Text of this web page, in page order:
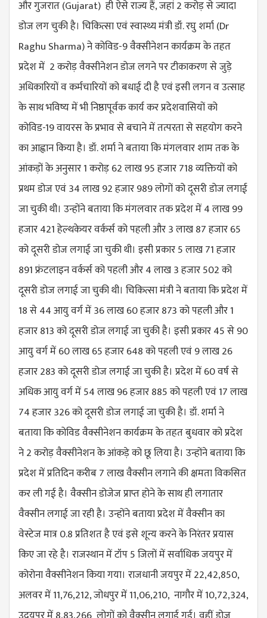
और गुजरात (Gujarat) ही ऐसे राज्य हैं, जहां 2 करोड़ से ज्यादा
डोज लग चुकी है। चिकित्सा एवं स्वास्थ्य मंत्री डॉ. रघु शर्मा (Dr
Raghu Sharma) ने कोविड-9 वैक्सीनेशन कार्यक्रम के तहत
प्रदेश में 2 करोड़ वैक्सीनेशन डोज लगने पर टीकाकरण से जुड़े
अधिकारियों व कर्मचारियों को बधाई दी है एवं इसी लगन व उत्साह
के साथ भविष्य में भी निष्ठापूर्वक कार्य कर प्रदेशवासियों को
कोविड-19 वायरस के प्रभाव से बचाने में तत्परता से सहयोग करने
का आह्वान किया है। डॉ. शर्मा ने बताया कि मंगलवार शाम तक के
आंकड़ों के अनुसार 1 करोड़ 62 लाख 95 हजार 718 व्यक्तियों को
प्रथम डोज एवं 34 लाख 92 हजार 989 लोगों को दूसरी डोज लगाई
जा चुकी थी। उन्होंने बताया कि मंगलवार तक प्रदेश में 4 लाख 99
हजार 421 हेल्थकेयर वर्कर्स को पहली और 3 लाख 87 हजार 65
को दूसरी डोज लगाई जा चुकी थी। इसी प्रकार 5 लाख 71 हजार
891 फ्रंटलाइन वर्कर्स को पहली और 4 लाख 3 हजार 502 को
दूसरी डोज लगाई जा चुकी थी। चिकित्सा मंत्री ने बताया कि प्रदेश में
18 से 44 आयु वर्ग में 36 लाख 60 हजार 873 को पहली और 1
हजार 813 को दूसरी डोज लगाई जा चुकी है। इसी प्रकार 45 से 90
आयु वर्ग में 60 लाख 65 हजार 648 को पहली एवं 9 लाख 26
हजार 283 को दूसरी डोज लगाई जा चुकी है। प्रदेश में 60 वर्ष से
अधिक आयु वर्ग में 54 लाख 96 हजार 885 को पहली एवं 17 लाख
74 हजार 326 को दूसरी डोज लगाई जा चुकी है। डॉ. शर्मा ने
बताया कि कोविड वैक्सीनेशन कार्यक्रम के तहत बुधवार को प्रदेश
ने 2 करोड़ वैक्सीनेशन के आंकड़े को छू लिया है। उन्होंने बताया कि
प्रदेश में प्रतिदिन करीब 7 लाख वैक्सीन लगाने की क्षमता विकसित
कर ली गई है। वैक्सीन डोजेज प्राप्त होने के साथ ही लगातार
वैक्सीन लगाई जा रही है। उन्होंने बताया प्रदेश में वैक्सीन का
वेस्टेज मात्र 0.8 प्रतिशत है एवं इसे शून्य करने के निरंतर प्रयास
किए जा रहे है। राजस्थान में टॉप 5 जिलों में सर्वाधिक जयपुर में
कोरोना वैक्सीनेशन किया गया। राजधानी जयपुर में 22,42,850,
अलवर में 11,76,212, जोधपुर में 11,06,210, नागौर में 10,72,324,